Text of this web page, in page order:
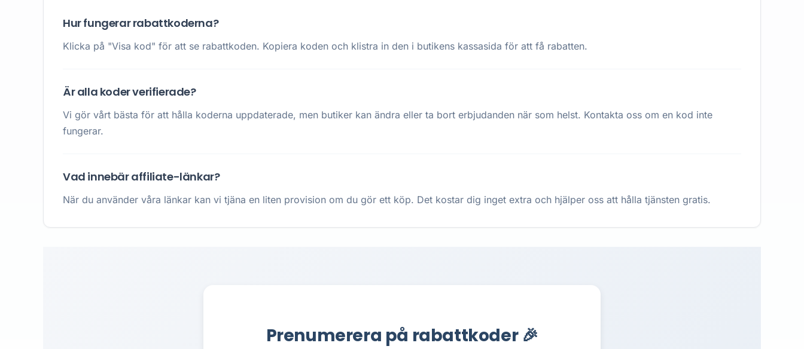
Hur fungerar rabattkoderna?
Klicka på "Visa kod" för att se rabattkoden. Kopiera koden och klistra in den i butikens kassasida för att få rabatten.
Är alla koder verifierade?
Vi gör vårt bästa för att hålla koderna uppdaterade, men butiker kan ändra eller ta bort erbjudanden när som helst. Kontakta oss om en kod inte
fungerar.
Vad innebär affiliate-länkar?
När du använder våra länkar kan vi tjäna en liten provision om du gör ett köp. Det kostar dig inget extra och hjälper oss att hålla tjänsten gratis.
Prenumerera på rabattkoder 🎉